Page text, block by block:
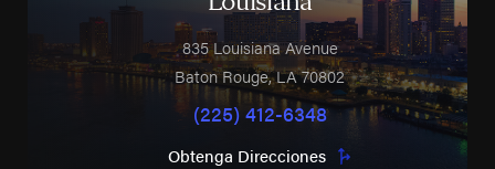
835 Louisiana Avenue
Baton Rouge,LA70802
(225) 412-6348
Obtenga Direcciones